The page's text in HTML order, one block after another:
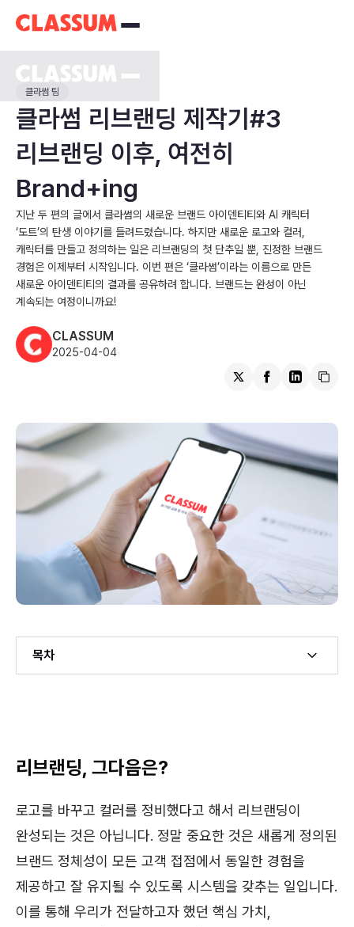
클라썸 팀
클라썸 리브랜딩 제작기#3
리브랜딩 이후, 여전히
Brand+ing
지난 두 편의 글에서 클라썸의 새로운 브랜드 아이덴티티와 AI 캐릭터
‘도트’의 탄생 이야기를 들려드렸습니다. 하지만 새로운 로고와 컬러,
캐릭터를 만들고 정의하는 일은 리브랜딩의 첫 단추일 뿐, 진정한 브랜드
경험은 이제부터 시작입니다. 이번 편은 ‘클라썸’이라는 이름으로 만든
새로운 아이덴티티의 결과를 공유하려 합니다. 브랜드는 완성이 아닌
계속되는 여정이니까요!
CLASSUM
2025-04-04
목차
리브랜딩, 그다음은?
로고를 바꾸고 컬러를 정비했다고 해서 리브랜딩이
완성되는 것은 아닙니다. 정말 중요한 것은 새롭게 정의된
브랜드 정체성이 모든 고객 접점에서 동일한 경험을
제공하고 잘 유지될 수 있도록 시스템을 갖추는 일입니다.
이를 통해 우리가 전달하고자 했던 핵심 가치,